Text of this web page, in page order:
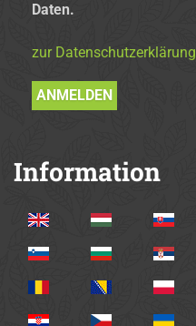
Daten.
zur Datenschutzerklärung
Information